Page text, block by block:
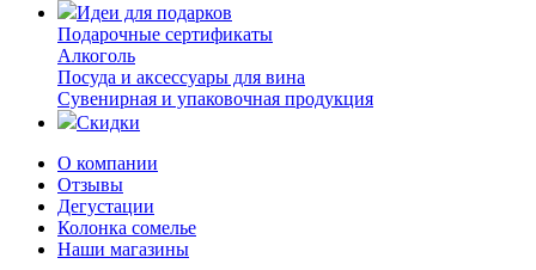
Идеи для подарков
Подарочные сертификаты
Алкоголь
Посуда и аксессуары для вина
Сувенирная и упаковочная продукция
Скидки
О компании
Отзывы
Дегустации
Колонка сомелье
Наши магазины